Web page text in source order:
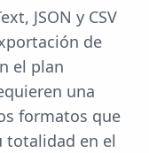
JSON y CSV
de
el plan
una
formatos que
totalidad en el